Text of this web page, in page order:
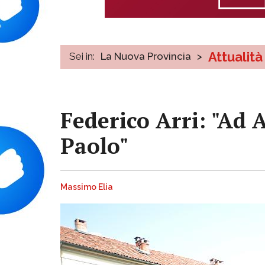
Sei in: La Nuova Provincia > Attualità
Federico Arri: "Ad
Paolo"
Massimo Elia